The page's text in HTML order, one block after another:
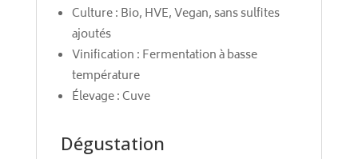
Culture : Bio, HVE, Vegan, sans sulfites
ajoutés
Vinification : Fermentation à basse
température
Élevage : Cuve
Dégustation